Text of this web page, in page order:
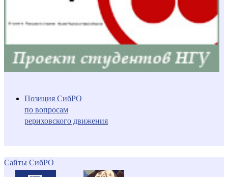
Позиция СибРО
по вопросам
рериховского движения
Сайты СибРО